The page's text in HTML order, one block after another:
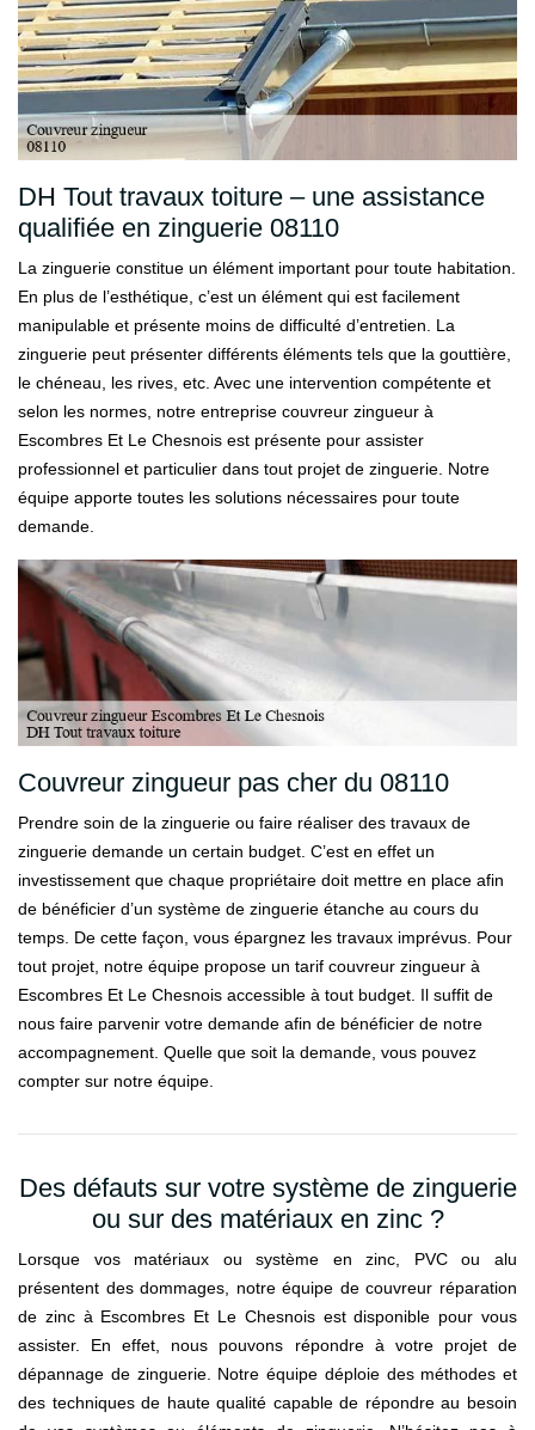
DH Tout travaux toiture – une assistance
qualifiée en zinguerie 08110
La zinguerie constitue un élément important pour toute habitation.
En plus de l’esthétique, c’est un élément qui est facilement
manipulable et présente moins de difficulté d’entretien. La
zinguerie peut présenter différents éléments tels que la gouttière,
le chéneau, les rives, etc. Avec une intervention compétente et
selon les normes, notre entreprise couvreur zingueur à
Escombres Et Le Chesnois est présente pour assister
professionnel et particulier dans tout projet de zinguerie. Notre
équipe apporte toutes les solutions nécessaires pour toute
demande.
Couvreur zingueur pas cher du 08110
Prendre soin de la zinguerie ou faire réaliser des travaux de
zinguerie demande un certain budget. C’est en effet un
investissement que chaque propriétaire doit mettre en place afin
de bénéficier d’un système de zinguerie étanche au cours du
temps. De cette façon, vous épargnez les travaux imprévus. Pour
tout projet, notre équipe propose un tarif couvreur zingueur à
Escombres Et Le Chesnois accessible à tout budget. Il suffit de
nous faire parvenir votre demande afin de bénéficier de notre
accompagnement. Quelle que soit la demande, vous pouvez
compter sur notre équipe.
Des défauts sur votre système de zinguerie
ou sur des matériaux en zinc ?
Lorsque vos matériaux ou système en zinc, PVC ou alu
présentent des dommages, notre équipe de couvreur réparation
de zinc à Escombres Et Le Chesnois est disponible pour vous
assister. En effet, nous pouvons répondre à votre projet de
dépannage de zinguerie. Notre équipe déploie des méthodes et
des techniques de haute qualité capable de répondre au besoin